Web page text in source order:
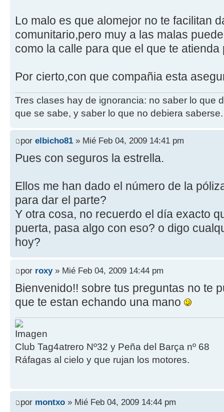
Lo malo es que alomejor no te facilitan
comunitario,pero muy a las malas
como la calle para que el que te
Por cierto,con que compañia esta
Tres clases hay de ignorancia: no saber lo que
que se sabe, y saber lo que no debiera saberse.
por elbicho81 » Mié Feb 04, 2009 14:41 pm
Pues con seguros la estrella.
Ellos me han dado el número de la
para dar el parte?
Y otra cosa, no recuerdo el día exacto
puerta, pasa algo con eso? o digo
hoy?
por roxy» Mié Feb 04, 2009 14:44 pm
Bienvenido!! sobre tus preguntas no te
que te estan echando una mano
Club Tag4atrero Nº32 y Peña del Barça nº 68
Ráfagas al cielo y que rujan los motores.
por montxo » Mié Feb 04, 2009 14:44 pm